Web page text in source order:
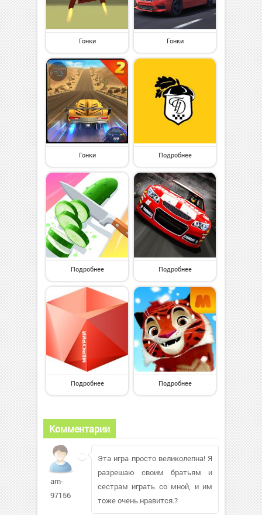
Гонки Гонки
Гонки Подробнее
Подробнее Подробнее
Подробнее Подробнее
Комментарии
am-
97156
Эта игра просто великолепна! Я
разрешаю своим братьям и
сестрам играть со мной, и им
тоже очень нравится.?